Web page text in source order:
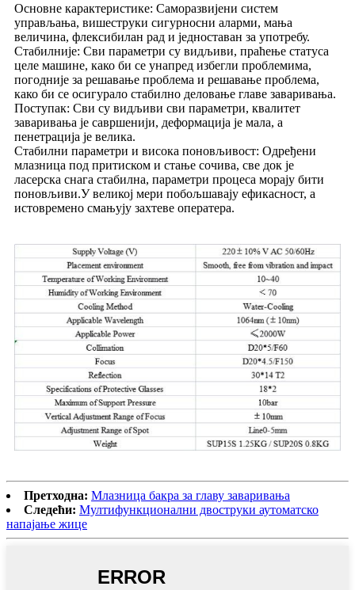
Основне карактеристике: Саморазвијени систем
управљања, вишеструки сигурносни аларми, мања
величина, флексибилан рад и једноставан за употребу.
Стабилније: Сви параметри су видљиви, праћење статуса
целе машине, како би се унапред избегли проблемима,
погодније за решавање проблема и решавање проблема,
како би се осигурало стабилно деловање главе заваривања.
Поступак: Сви су видљиви сви параметри, квалитет
заваривања је савршенији, деформација је мала, а
пенетрација је велика.
Стабилни параметри и висока поновљивост: Одређени
млазница под притиском и стање сочива, све док је
ласерска снага стабилна, параметри процеса морају бити
поновљиви.У великој мери побољшавају ефикасност, а
истовремено смањују захтеве оператера.
Претходна: Млазница бакра за главу заваривања
Следећи: Мултифункционални двоструки аутоматско
напајање жице